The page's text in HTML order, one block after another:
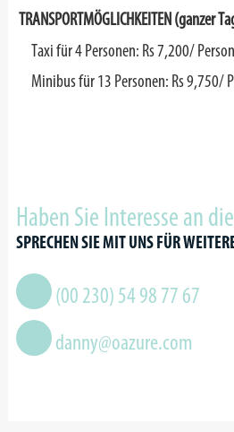
TRANSPORTMÖGLICHKEITEN (ganzer
Taxi für 4 Personen: Rs 7,200/
Minibus für 13 Personen: Rs 9,750/
Haben Sie Interesse an
SPRECHEN SIE MIT UNS FÜR
(00 230) 54 98 77 67
danny@oazure.com